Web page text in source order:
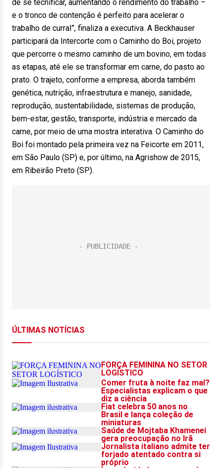
de se tecnificar, aumentando o rendimento do trabalho –
e o tronco de contenção é perfeito para acelerar o
trabalho de curral”, finaliza a executiva. A Beckhauser
participará da Intercorte com o Caminho do Boi, projeto
que percorre o mesmo caminho de um bovino, em todas
as etapas, até ele se transformar em carne, do pasto ao
prato. O trajeto, conforme a empresa, aborda também
genética, nutrição, infraestrutura e manejo, sanidade,
reprodução, sustentabilidade, sistemas de produção,
bem-estar, gestão, transporte, indústria e mercado da
carne, por meio de uma mostra interativa. O Caminho do
Boi foi montado pela primeira vez na Feicorte em 2011,
em São Paulo (SP) e, por último, na Agrishow de 2015,
em Ribeirão Preto (SP).